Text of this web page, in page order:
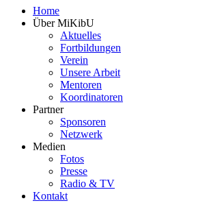
Home
Über MiKibU
Aktuelles
Fortbildungen
Verein
Unsere Arbeit
Mentoren
Koordinatoren
Partner
Sponsoren
Netzwerk
Medien
Fotos
Presse
Radio & TV
Kontakt